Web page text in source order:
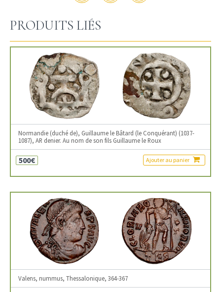
PRODUITS LIÉS
Normandie (duché de), Guillaume le Bâtard (le Conquérant) (1037-
1087), AR denier. Au nom de son fils Guillaume le Roux
500€ Ajouter au panier
Valens, nummus, Thessalonique, 364-367